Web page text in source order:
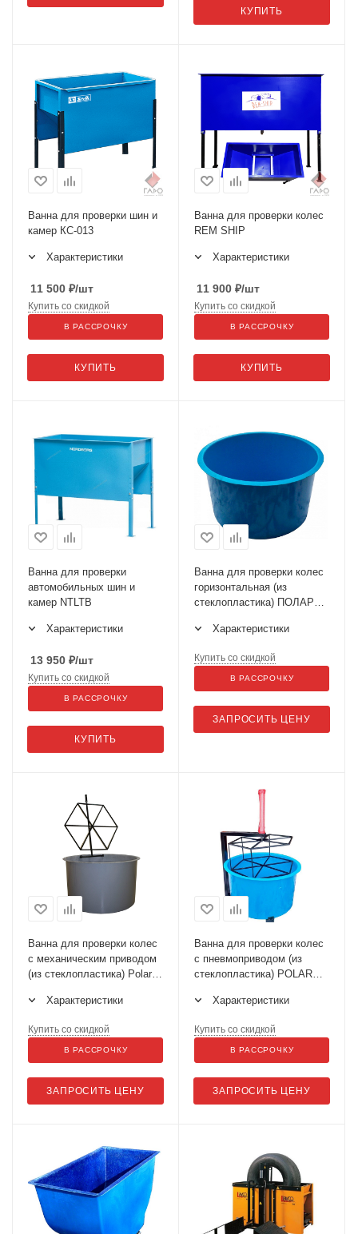
КУПИТЬ
Ванна для проверки шин и
камер КС-013
Характеристики
11 500 ₽/шт
КУПИТЬ
Купить со скидкой
В РАССРОЧКУ
Ванна для проверки колес
REM SHIP
Характеристики
11 900 ₽/шт
КУПИТЬ
Купить со скидкой
В РАССРОЧКУ
Ванна для проверки
автомобильных шин и
камер NTLTB
Характеристики
13 950 ₽/шт
КУПИТЬ
Купить со скидкой
В РАССРОЧКУ
Ванна для проверки колес
горизонтальная (из
стеклопластика) ПОЛАРУС
Характеристики
ЗАПРОСИТЬ ЦЕНУ
Купить со скидкой
В РАССРОЧКУ
Ванна для проверки колес
с механическим приводом
(из стеклопластика) Polarus
Характеристики
ЗАПРОСИТЬ ЦЕНУ
Купить со скидкой
В РАССРОЧКУ
Ванна для проверки колес
с пневмоприводом (из
стеклопластика) POLARUS
Характеристики
ЗАПРОСИТЬ ЦЕНУ
Купить со скидкой
В РАССРОЧКУ